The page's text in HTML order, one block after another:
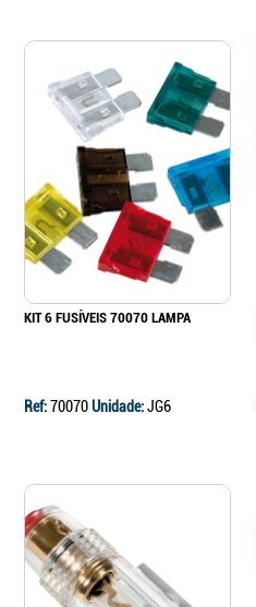
KIT 6 FUSÍVEIS 70070 LAMPA
Ref:70070Unidade:JG6